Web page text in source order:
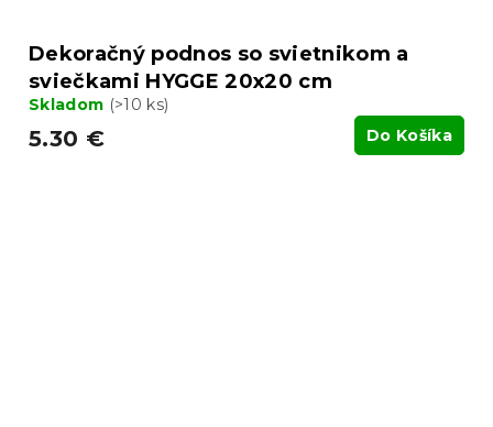
Dekoračný podnos so svietnikom a
sviečkami HYGGE 20x20 cm
Skladom (>10 ks)
5.30 € Do Košíka